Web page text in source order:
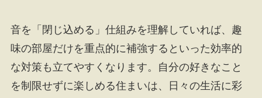
音を「閉じ込める」仕組みを理解していれば、趣
味の部屋だけを重点的に補強するといった効率的
な対策も立てやすくなります。自分の好きなこと
を制限せずに楽しめる住まいは、日々の生活に彩